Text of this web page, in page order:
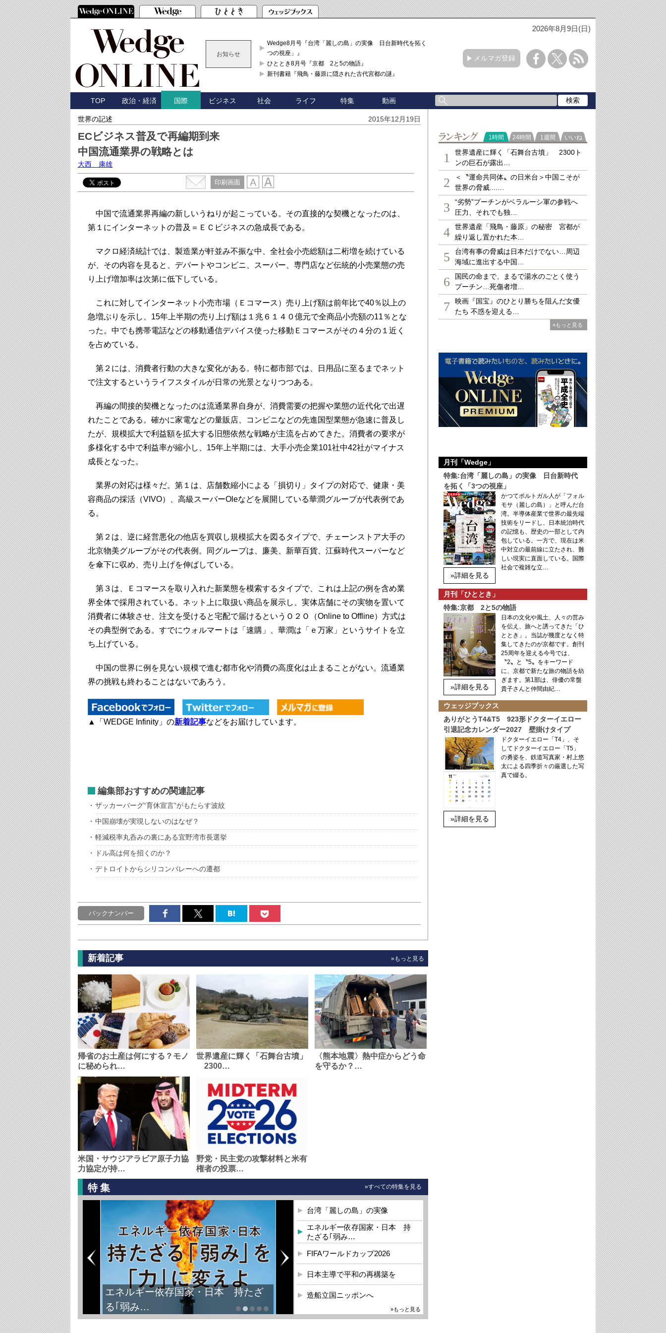
2026年8月9日(日)
お知らせ
Wedge8月号『台湾「麗しの島」の実像 日台新時代を拓く「3
つの視座」』
ひととき8月号『京都 2と5の物語』
新刊書籍『飛鳥・藤原に隠された古代宮都の謎』
メルマガ登録
TOP 政治・経済 国際 ビジネス 社会 ライフ 特集 動画
世界の記述 2015年12月19日
ECビジネス普及で再編期到来
中国流通業界の戦略とは
大西 康雄
印刷画面
中国で流通業界再編の新しいうねりが起こっている。その直接的な契機となったのは、
第１にインターネットの普及＝ＥＣビジネスの急成長である。
マクロ経済統計では、製造業が軒並み不振な中、全社会小売総額は二桁増を続けている
が、その内容を見ると、デパートやコンビニ、スーパー、専門店など伝統的小売業態の売
り上げ増加率は次第に低下している。
これに対してインターネット小売市場（Ｅコマース）売り上げ額は前年比で40％以上の
急増ぶりを示し、15年上半期の売り上げ額は１兆６１４０億元で全商品小売額の11％とな
った。中でも携帯電話などの移動通信デバイス使った移動Ｅコマースがその４分の１近く
を占めている。
第２には、消費者行動の大きな変化がある。特に都市部では、日用品に至るまでネット
で注文するというライフスタイルが日常の光景となりつつある。
再編の間接的契機となったのは流通業界自身が、消費需要の把握や業態の近代化で出遅
れたことである。確かに家電などの量販店、コンビニなどの先進国型業態が急速に普及し
たが、規模拡大で利益額を拡大する旧態依然な戦略が主流を占めてきた。消費者の要求が
多様化する中で利益率が縮小し、15年上半期には、大手小売企業101社中42社がマイナス
成長となった。
業界の対応は様々だ。第１は、店舗数縮小による「損切り」タイプの対応で、健康・美
容商品の採活（VIVO）、高級スーパーOleなどを展開している華潤グループが代表例であ
る。
第２は、逆に経営悪化の他店を買収し規模拡大を図るタイプで、チェーンストア大手の
北京物美グループがその代表例。同グループは、廉美、新華百貨、江蘇時代スーパーなど
を傘下に収め、売り上げを伸ばしている。
第３は、Ｅコマースを取り入れた新業態を模索するタイプで、これは上記の例を含め業
界全体で採用されている。ネット上に取扱い商品を展示し、実体店舗にその実物を置いて
消費者に体験させ、注文を受けると宅配で届けるというＯ２Ｏ（Online to Offline）方式は
その典型例である。すでにウォルマートは「速購」、華潤は「ｅ万家」というサイトを立
ち上げている。
中国の世界に例を見ない規模で進む都市化や消費の高度化は止まることがない。流通業
界の挑戦も終わることはないであろう。
▲「WEDGE Infinity」の新着記事などをお届けしています。
編集部おすすめの関連記事
ザッカーバーグ“育休宣言”がもたらす波紋
中国崩壊が実現しないのはなぜ？
軽減税率丸呑みの裏にある宜野湾市長選挙
ドル高は何を招くのか？
デトロイトからシリコンバレーへの遷都
バックナンバー
新着記事 »もっと見る
帰省のお土産は何にする？モノ
に秘められ…
世界遺産に輝く「石舞台古墳」
2300…
〈熊本地震〉熱中症からどう命
を守るか？…
米国・サウジアラビア原子力協
力協定が持…
野党・民主党の攻撃材料と米有
権者の投票…
特集 »すべての特集を見る
エネルギー依存国家・日本 持たざ
る｢弱み…
台湾「麗しの島」の実像
エネルギー依存国家・日本 持
たざる｢弱み…
FIFAワールドカップ2026
日本主導で平和の再構築を
造船立国ニッポンへ
»もっと見る
ランキング
1時間 24時間 1週間 いいね
1
世界遺産に輝く「石舞台古墳」 2300ト
ンの巨石が露出…
2
＜〝運命共同体〟の日米台＞中国こそが
世界の脅威....…
3
“劣勢”プーチンがベラルーシ軍の参戦へ
圧力、それでも独…
4
世界遺産「飛鳥・藤原」の秘密 宮都が
繰り返し置かれた本…
5
台湾有事の脅威は日本だけでない…周辺
海域に進出する中国…
6
国民の命まで、まるで湯水のごとく使う
プーチン…死傷者増…
7
映画『国宝』のひとり勝ちを阻んだ女優
たち 不惑を迎える…
»もっと見る
月刊「Wedge」
特集:台湾「麗しの島」の実像 日台新時代
を拓く「3つの視座」
»詳細を見る
かつてポルトガル人が「フォル
モサ（麗しの島）」と呼んだ台
湾。半導体産業で世界の最先端
技術をリードし、日本統治時代
の記憶も、歴史の一部として内
包している。一方で、現在は米
中対立の最前線に立たされ、難
しい現実に直面している。国際
社会で複雑な立…
月刊「ひととき」
特集:京都 2と5の物語
»詳細を見る
日本の文化や風土、人々の営み
を伝え、旅へと誘ってきた「ひ
ととき」。当誌が幾度となく特
集してきたのが京都です。創刊
25周年を迎える今号では、
〝2〟と〝5〟をキーワード
に、京都で新たな旅の物語を紡
ぎます。第1部は、俳優の常盤
貴子さんと仲間由紀…
ウェッジブックス
ありがとうT4&T5 923形ドクターイエロー
引退記念カレンダー2027 壁掛けタイプ
»詳細を見る
ドクターイエロー「T4」、そ
してドクターイエロー「T5」
の勇姿を、鉄道写真家・村上悠
太による四季折々の厳選した写
真で綴る。